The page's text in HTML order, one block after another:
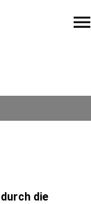
menu
die